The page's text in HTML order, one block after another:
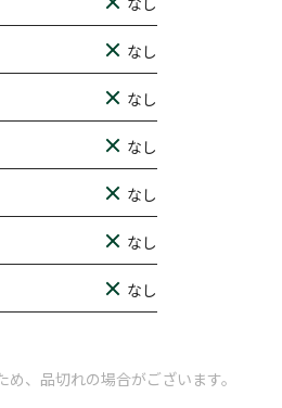
なし
なし
なし
なし
なし
なし
、品切れの場合がございます。